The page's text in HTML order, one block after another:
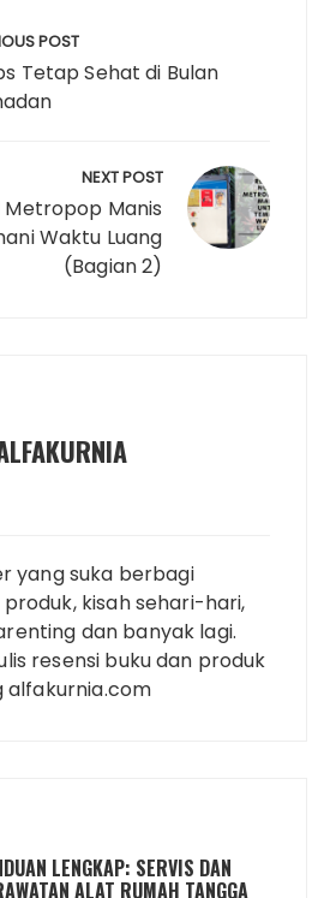
POST
Tetap Sehat di Bulan
NEXT POST
Metropop Manis
Waktu Luang
(Bagian 2)
yang suka berbagi
kisah sehari-hari,
dan banyak lagi.
resensi buku dan produk
alfakurnia.com
LENGKAP: SERVIS DAN
ALAT RUMAH TANGGA